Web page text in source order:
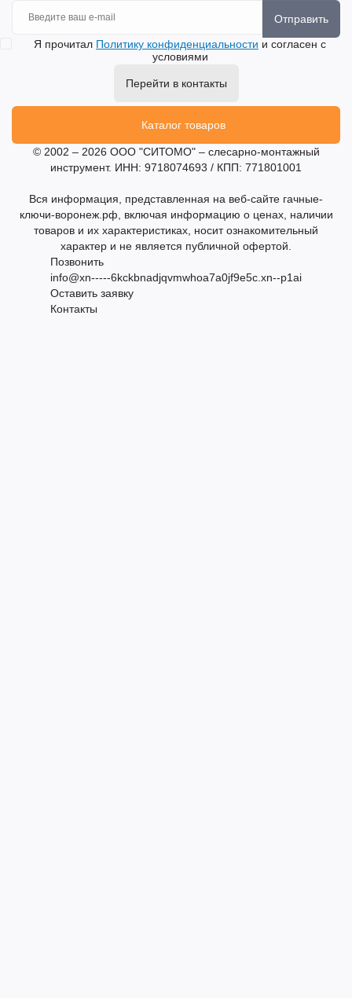
Отправить
Я прочитал Политику конфиденциальности и согласен с
условиями
Перейти в контакты
Каталог товаров
© 2002 – 2026 ООО "СИТОМО" – слесарно-монтажный
инструмент. ИНН: 9718074693 / КПП: 771801001
Вся информация, представленная на веб-сайте гачные-
ключи-воронеж.рф, включая информацию о ценах, наличии
товаров и их характеристиках, носит ознакомительный
характер и не является публичной офертой.
Позвонить
info@xn-----6kckbnadjqvmwhoa7a0jf9e5c.xn--p1ai
Оставить заявку
Контакты